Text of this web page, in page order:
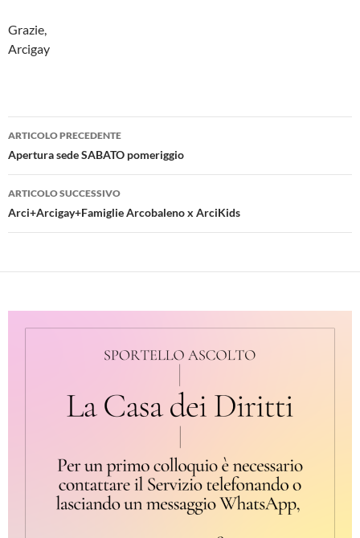
Grazie,
Arcigay
Navigazione
articolo
ARTICOLO PRECEDENTE
Apertura sede SABATO pomeriggio
ARTICOLO SUCCESSIVO
Arci+Arcigay+Famiglie Arcobaleno x ArciKids